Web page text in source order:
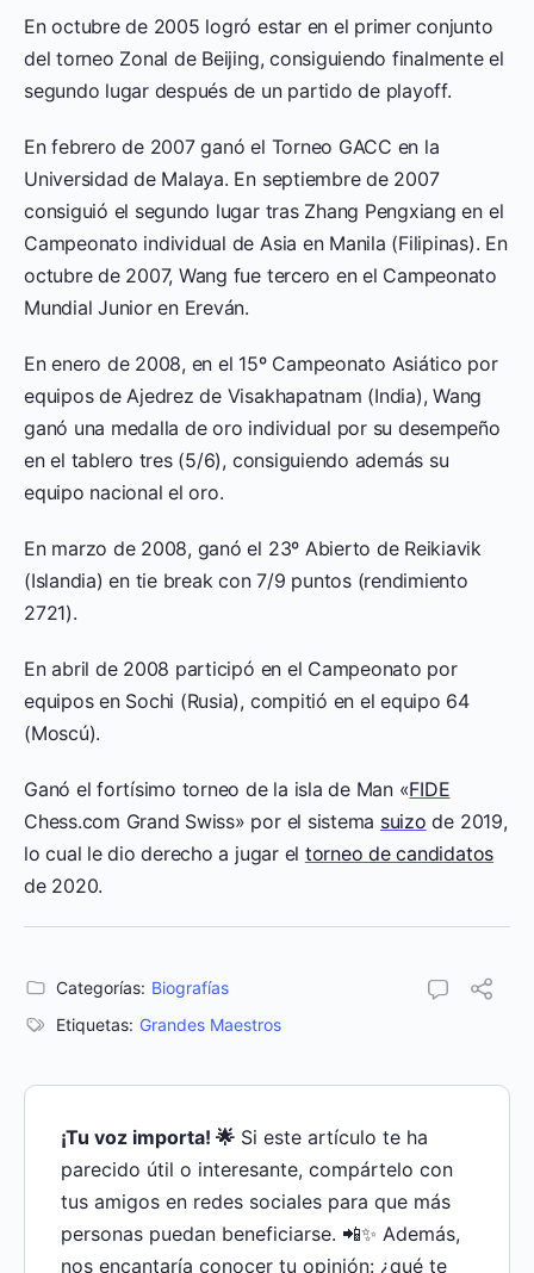
En octubre de 2005 logró estar en el primer conjunto
del torneo Zonal de Beijing, consiguiendo finalmente el
segundo lugar después de un partido de playoff.
En febrero de 2007 ganó el Torneo GACC en la
Universidad de Malaya. En septiembre de 2007
consiguió el segundo lugar tras Zhang Pengxiang en el
Campeonato individual de Asia en Manila (Filipinas). En
octubre de 2007, Wang fue tercero en el Campeonato
Mundial Junior en Ereván.
En enero de 2008, en el 15º Campeonato Asiático por
equipos de Ajedrez de Visakhapatnam (India), Wang
ganó una medalla de oro individual por su desempeño
en el tablero tres (5/6), consiguiendo además su
equipo nacional el oro.
En marzo de 2008, ganó el 23º Abierto de Reikiavik
(Islandia) en tie break con 7/9 puntos (rendimiento
2721).
En abril de 2008 participó en el Campeonato por
equipos en Sochi (Rusia), compitió en el equipo 64
(Moscú).
Ganó el fortísimo torneo de la isla de Man «FIDE
Chess.com Grand Swiss» por el sistema suizo de 2019,
lo cual le dio derecho a jugar el torneo de candidatos
de 2020.
Categorías: Biografías
Etiquetas: Grandes Maestros
¡Tu voz importa! 🌟 Si este artículo te ha
parecido útil o interesante, compártelo con
tus amigos en redes sociales para que más
personas puedan beneficiarse. 📲✨ Además,
nos encantaría conocer tu opinión: ¿qué te